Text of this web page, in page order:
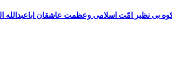
بی نظیر امّت اسلامی وعظمت عاشقان